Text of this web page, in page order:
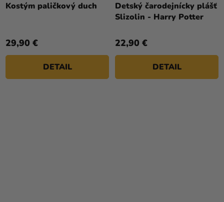
Kostým paličkový duch
29,90 €
DETAIL
Detský čarodejnícky plášť
Slizolin - Harry Potter
22,90 €
DETAIL